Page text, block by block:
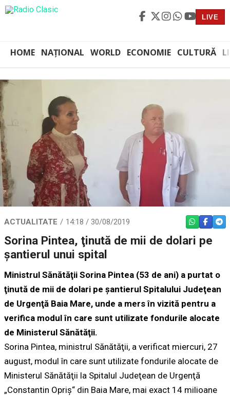
LIVE
HOME NAȚIONAL WORLD ECONOMIE CULTURĂ
ACTUALITATE 14:18 / 30/08/2019 WHATSAPP
Sorina Pintea, ţinută de mii de dolari pe
şantierul unui spital
Ministrul Sănătăţii Sorina Pintea (53 de ani) a purtat o
ţinută de mii de dolari pe şantierul Spitalului Judeţean
de Urgenţă Baia Mare, unde a mers în vizită pentru a
verifica modul în care sunt utilizate fondurile alocate
de Ministerul Sănătăţii.
Sorina Pintea, ministrul Sănătăţii, a verificat miercuri, 27
august, modul în care sunt utilizate fondurile alocate de
Ministerul Sănătăţii la Spitalul Judeţean de Urgenţă
„Constantin Opriş“ din Baia Mare, mai exact 14 milioane